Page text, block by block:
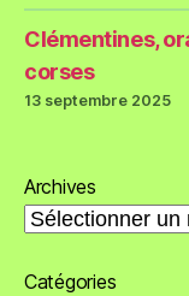
Clémentines,
corses
13 septembre 2025
Archives
Catégories